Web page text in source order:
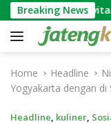
k
Breaking News
Ini Alasan
Home Headline
Yogyakarta dengan di
Headline, kuliner,